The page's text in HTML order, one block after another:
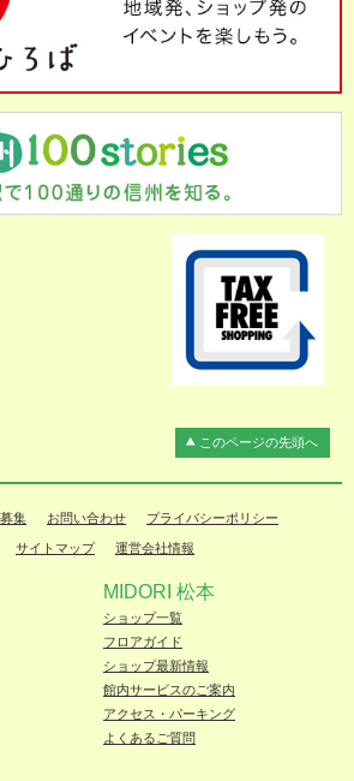
このページの先頭へ
集 お問い合わせ プライバシーポリシー
サイトマップ 運営会社情報
MIDORI 松本
ショップ一覧
フロアガイド
ショップ最新情報
館内サービスのご案内
アクセス・パーキング
よくあるご質問